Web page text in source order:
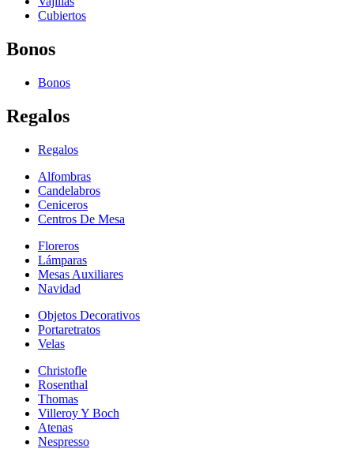
Cubiertos
Bonos
Bonos
Regalos
Regalos
Alfombras
Candelabros
Ceniceros
Centros De Mesa
Floreros
Lámparas
Mesas Auxiliares
Navidad
Objetos Decorativos
Portaretratos
Velas
Christofle
Rosenthal
Thomas
Villeroy Y Boch
Atenas
Nespresso